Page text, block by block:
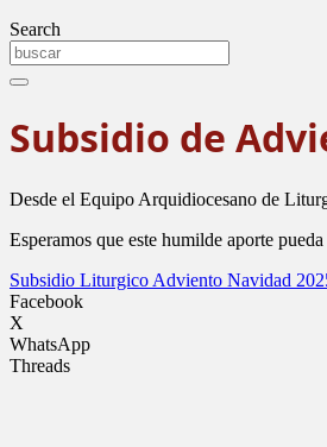
Search
Subsidio de
Desde el Equipo Arquidiocesano de
Esperamos que este humilde aporte
Subsidio Liturgico Adviento Navidad
Facebook
X
WhatsApp
Threads